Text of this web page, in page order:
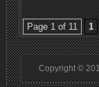
Page 1 of 11 1
Copyright ©